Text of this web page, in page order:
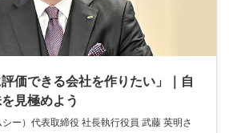
評価できる会社を作りたい」｜自
見極めよう
ー）代表取締役 社長執行役員 武藤 英明さ